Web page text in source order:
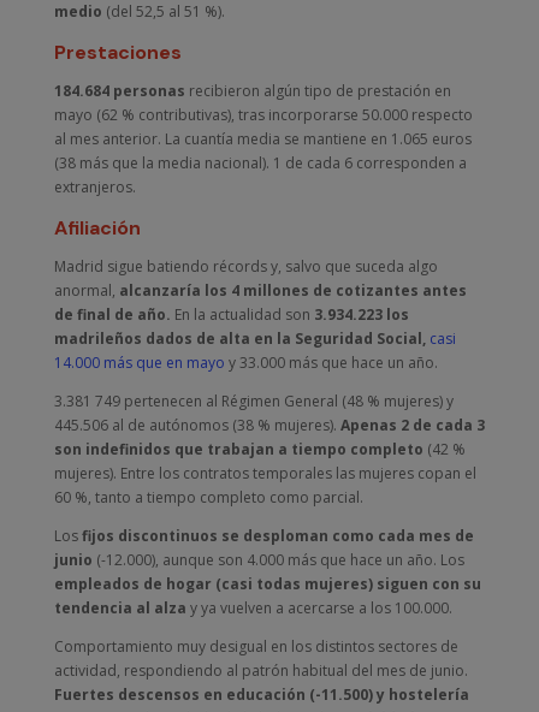
medio (del 52,5 al 51 %).
Prestaciones
184.684 personas recibieron algún tipo de prestación en
mayo (62 % contributivas), tras incorporarse 50.000 respecto
al mes anterior. La cuantía media se mantiene en 1.065 euros
(38 más que la media nacional). 1 de cada 6 corresponden a
extranjeros.
Afiliación
Madrid sigue batiendo récords y, salvo que suceda algo
anormal, alcanzaría los 4 millones de cotizantes antes
de final de año. En la actualidad son 3.934.223 los
madrileños dados de alta en la Seguridad Social, casi
14.000 más que en mayo y 33.000 más que hace un año.
3.381 749 pertenecen al Régimen General (48 % mujeres) y
445.506 al de autónomos (38 % mujeres). Apenas 2 de cada 3
son indefinidos que trabajan a tiempo completo (42 %
mujeres). Entre los contratos temporales las mujeres copan el
60 %, tanto a tiempo completo como parcial.
Losfijos discontinuos se desploman como cada mes de
junio (-12.000), aunque son 4.000 más que hace un año. Los
empleados de hogar (casi todas mujeres) siguen con su
tendencia al alza y ya vuelven a acercarse a los 100.000.
Comportamiento muy desigual en los distintos sectores de
actividad, respondiendo al patrón habitual del mes de junio.
Fuertes descensos en educación (-11.500) y hostelería